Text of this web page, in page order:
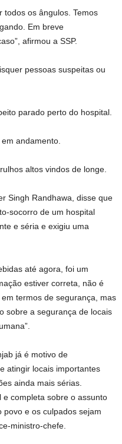
todos os ângulos. Temos
Em breve
afirmou a SSP.
pessoas suspeitas ou
parado perto do hospital.
andamento.
altos vindos de longe.
Singh Randhawa, disse que
socorro de um hospital
e séria e exigiu uma
até agora, foi um
estiver correta, não é
termos de segurança, mas
sobre a segurança de locais
já é motivo de
atingir locais importantes
ainda mais sérias.
e completa sobre o assunto
e os culpados sejam
ministro-chefe.